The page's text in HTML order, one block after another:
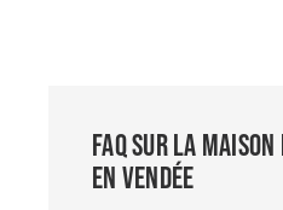
FAQ SUR LA
EN VENDÉE